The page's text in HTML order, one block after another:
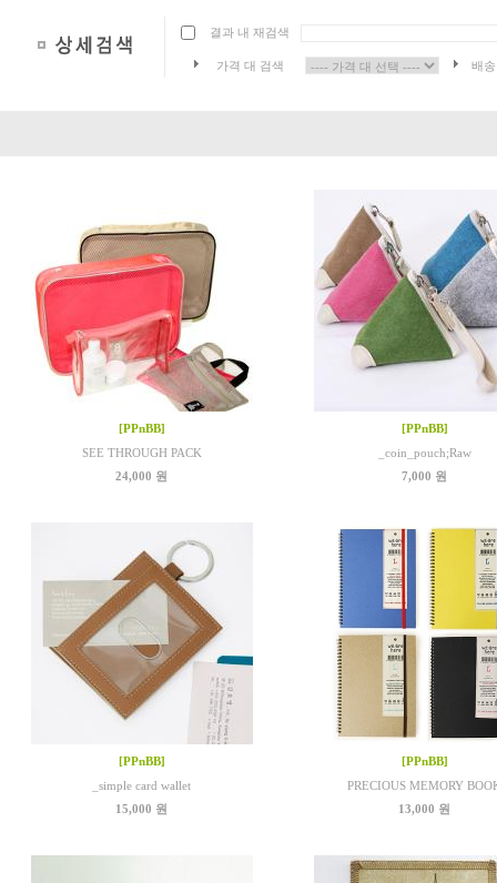
결과 내 재검색
가격 대 검색 배
[PPnBB]
SEE THROUGH PACK
24,000 원
[PPnBB]
_coin_pouch;Raw
7,000 원
[PPnBB]
_simple card wallet
15,000 원
[PPnBB]
PRECIOUS MEMORY
13,000 원